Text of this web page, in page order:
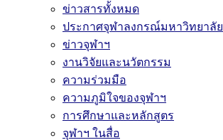
ข่าวสารทั้งหมด
ประกาศจุฬาลงกรณ์มหาวิทยาลัย
ข่าวจุฬาฯ
งานวิจัยและนวัตกรรม
ความร่วมมือ
ความภูมิใจของจุฬาฯ
การศึกษาและหลักสูตร
จุฬาฯ ในสื่อ